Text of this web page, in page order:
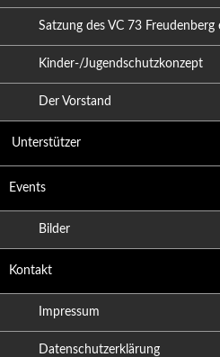
Satzung des VC 73 Freudenberg
Kinder-/Jugendschutzkonzept
Der Vorstand
Unterstützer
Events
Bilder
Kontakt
Impressum
Datenschutzerklärung